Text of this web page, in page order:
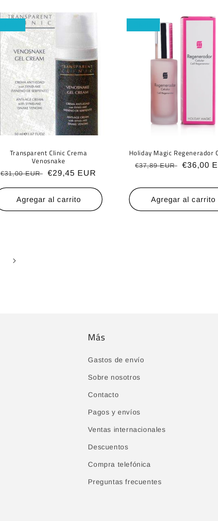
Transparent Clinic Crema
Venosnake
Precio
€31,00 EUR
Precio
oferta
€29,45 EUR
Agregar al carrito
Holiday Magic Regenerador
Precio
€37,89 EUR
Precio
oferta
€36,00
Agregar al carrito
Más
Gastos de envío
Sobre nosotros
Contacto
Pagos y envíos
Ventas internacionales
Descuentos
Compra telefónica
Preguntas frecuentes